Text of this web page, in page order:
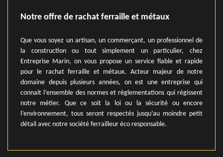
Notre offre de rachat ferraille et métaux
Que vous soyez un artisan, un commerçant, un professionnel de
la construction ou tout simplement un particulier, chez
Entreprise Marin, on vous propose un service fiable et rapide
pour le rachat ferraille et métaux. Acteur majeur de notre
domaine depuis plusieurs années, on est une entreprise qui
connait l’ensemble des normes et règlementations qui régissent
notre métier. Que ce soit la loi ou la sécurité ou encore
l’environnement, tous seront respectés jusqu’au moindre petit
détail avec notre société ferrailleur éco responsable.